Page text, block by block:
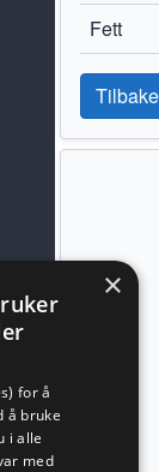
Fett
×
for å
å bruke
i alle
med